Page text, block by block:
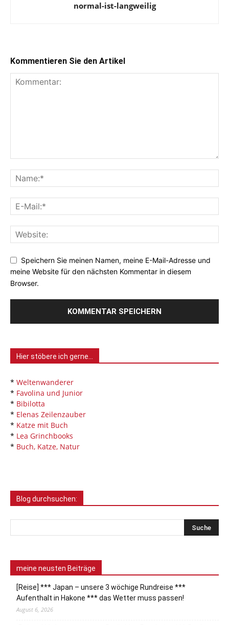
normal-ist-langweilig
Kommentieren Sie den Artikel
Speichern Sie meinen Namen, meine E-Mail-Adresse und
meine Website für den nächsten Kommentar in diesem
Browser.
Hier stöbere ich gerne…
* Weltenwanderer
* Favolina und Junior
* Bibilotta
* Elenas Zeilenzauber
* Katze mit Buch
* Lea Grinchbooks
* Buch, Katze, Natur
Blog durchsuchen:
meine neusten Beiträge
[Reise] *** Japan – unsere 3 wöchige Rundreise ***
Aufenthalt in Hakone *** das Wetter muss passen!
August 6, 2026